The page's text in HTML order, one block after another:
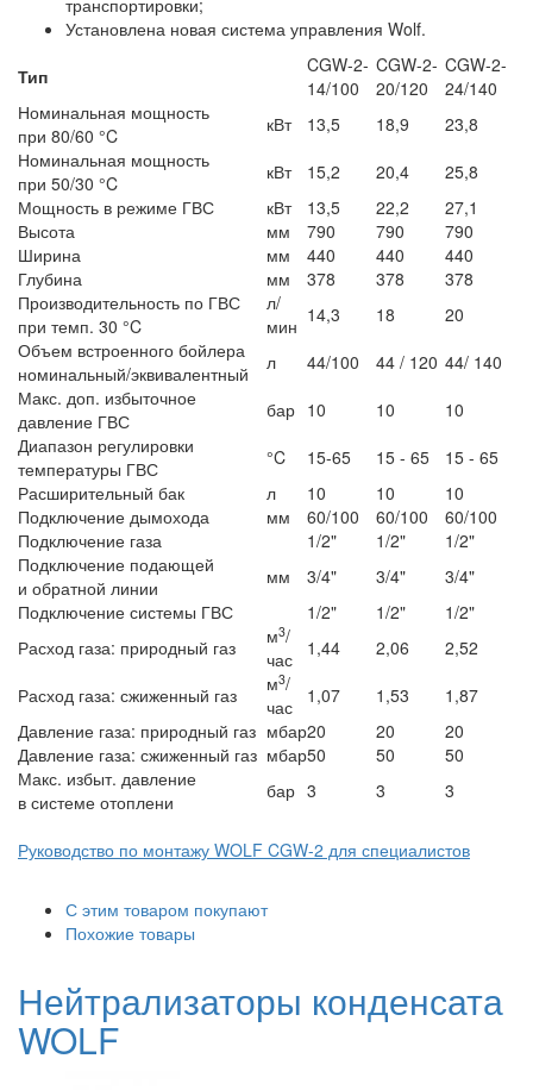
транспортировки;
Установлена новая система управления Wolf.
Тип
CGW-2-
14/100
CGW-2-
20/120
CGW-2-
24/140
Номинальная мощность
при 80/60 °C
кВт 13,5 18,9
23,8
Номинальная мощность
при 50/30 °C
кВт 15,2 20,4
25,8
Мощность в режиме ГВС
кВт 13,5 22,2
27,1
Высота
мм 790 790
790
Ширина
мм 440 440
440
Глубина
мм 378 378
378
Производительность по ГВС
при темп. 30 °C
л/
мин 14,3 18
20
Объем встроенного бойлера
номинальный/эквивалентный
л 44/100 44 / 120 44/ 140
Макс. доп. избыточное
давление ГВС
бар 10 10
10
Диапазон регулировки
температуры ГВС
°C 15-65 15 - 65
15 - 65
Расширительный бак
л 10 10
10
Подключение дымохода
мм 60/100 60/100
60/100
Подключение газа
1/2" 1/2"
1/2"
Подключение подающей
и обратной линии
мм 3/4" 3/4"
3/4"
Подключение системы ГВС
1/2" 1/2"
1/2"
Расход газа: природный газ
м3/
час
1,44 2,06
2,52
Расход газа: сжиженный газ
м3/
час
1,07 1,53
1,87
Давление газа: природный газ мбар20 20
20
Давление газа: сжиженный газ мбар50 50
50
Макс. избыт. давление
в системе отоплени
бар 3 3 3
Руководство по монтажу WOLF CGW-2 для специалистов
С этим товаром покупают
Похожие товары
Нейтрализаторы конденсата
WOLF